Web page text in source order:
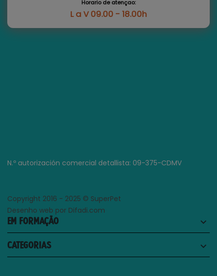
Horario de atençao:
L a V 09.00 - 18.00h
N.º autorización comercial detallista: 09-375-CDMV
Copyright 2016 - 2025 © SuperPet
Desenho web por Difadi.com
EM FORMAÇÃO keyboard_arrow_down
CATEGORIAS keyboard_arrow_down